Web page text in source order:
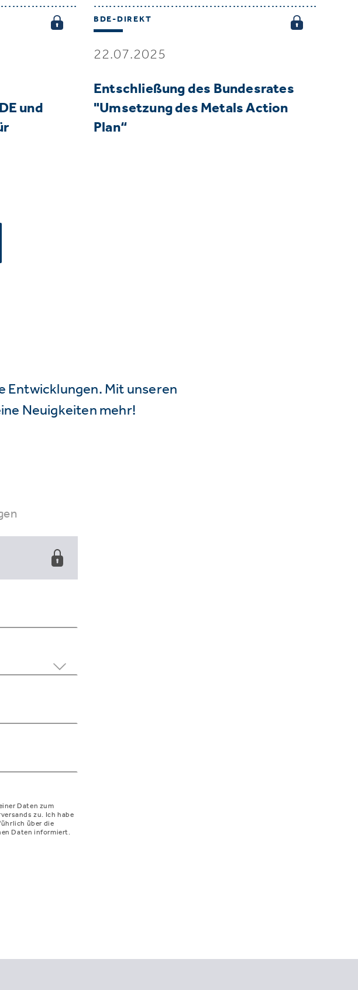
und
BDE-DIREKT
22.07.2025
Entschließung des Bundesrates
"Umsetzung des Metals Action
Plan“
Entwicklungen. Mit unseren
Neuigkeiten mehr!
Daten zum
zu. Ich habe
über die
Daten informiert.